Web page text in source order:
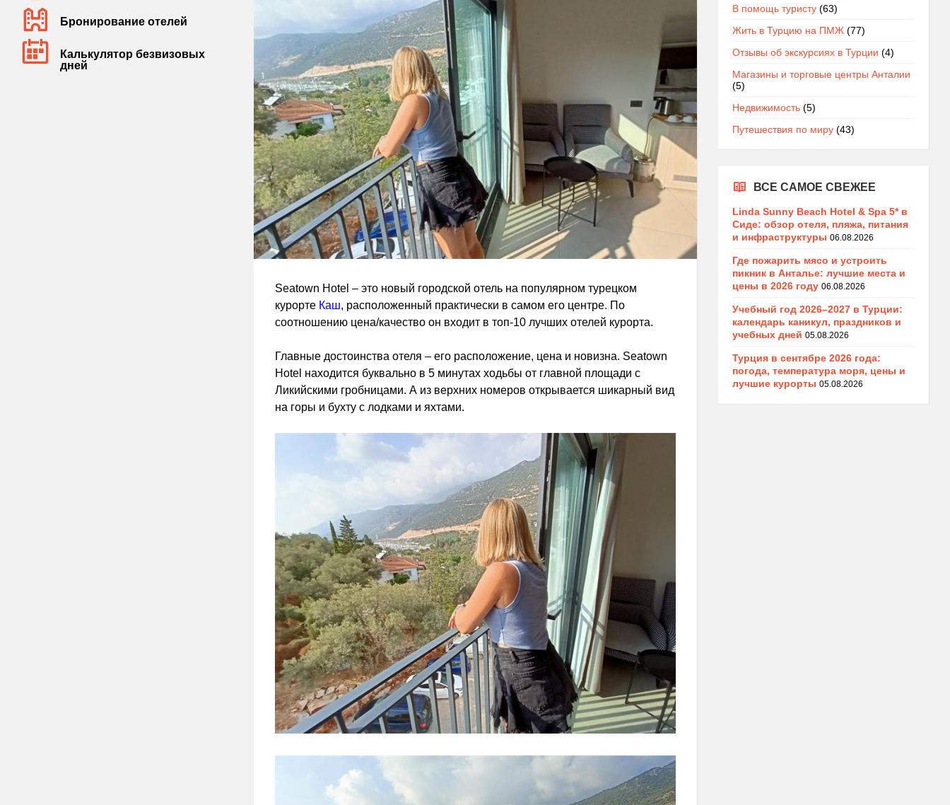
Seatown Hotel – это новый городской отель на популярном турецком
курорте Каш, расположенный практически в самом его центре. По
соотношению цена/качество он входит в топ-10 лучших отелей курорта.
Главные достоинства отеля – его расположение, цена и новизна. Seatown
Hotel находится буквально в 5 минутах ходьбы от главной площади с
Ликийскими гробницами. А из верхних номеров открывается шикарный вид
на горы и бухту с лодками и яхтами.
Бронирование отелей
Калькулятор безвизовых
дней
В помощь туристу(63)
Жить в Турцию на ПМЖ(77)
Отзывы об экскурсиях в Турции (4)
Магазины и торговые центры Анталии
(5)
Недвижимость(5)
Путешествия по миру(43)
ВСЕ САМОЕ СВЕЖЕЕ
Linda Sunny Beach Hotel & Spa 5* в
Сиде: обзор отеля, пляжа, питания
и инфраструктуры 06.08.2026
Где пожарить мясо и устроить
пикник в Анталье: лучшие места и
цены в 2026 году 06.08.2026
Учебный год 2026–2027 в Турции:
календарь каникул, праздников и
учебных дней 05.08.2026
Турция в сентябре 2026 года:
погода, температура моря, цены и
лучшие курорты 05.08.2026